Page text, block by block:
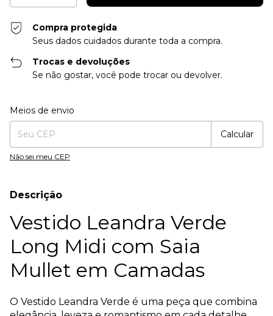
Compra protegida
Seus dados cuidados durante toda a compra.
Trocas e devoluções
Se não gostar, você pode trocar ou devolver.
Entregas para o CEP:
Meios de envio
Calcular
Não sei meu CEP
Descrição
Vestido Leandra Verde
Long Midi com Saia
Mullet em Camadas
O Vestido Leandra Verde é uma peça que combina